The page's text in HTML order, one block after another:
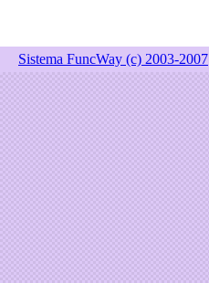
Sistema FuncWay (c) 2003-2007